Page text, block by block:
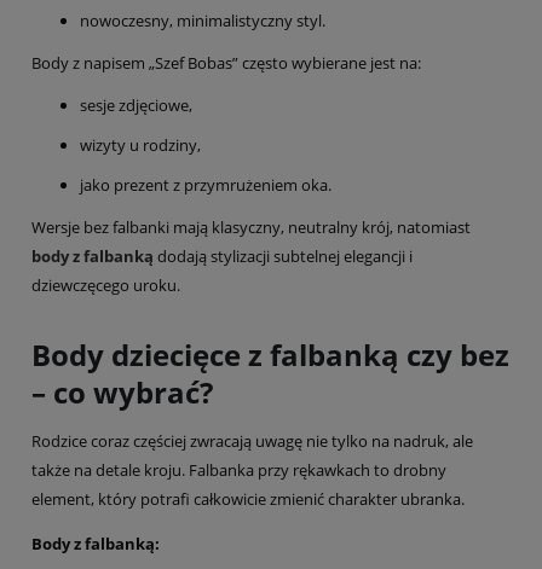
nowoczesny, minimalistyczny styl.
Body z napisem „Szef Bobas” często wybierane jest na:
sesje zdjęciowe,
wizyty u rodziny,
jako prezent z przymrużeniem oka.
Wersje bez falbanki mają klasyczny, neutralny krój, natomiast
body z falbanką dodają stylizacji subtelnej elegancji i
dziewczęcego uroku.
Body dziecięce z falbanką czy bez
– co wybrać?
Rodzice coraz częściej zwracają uwagę nie tylko na nadruk, ale
także na detale kroju. Falbanka przy rękawkach to drobny
element, który potrafi całkowicie zmienić charakter ubranka.
Body z falbanką: